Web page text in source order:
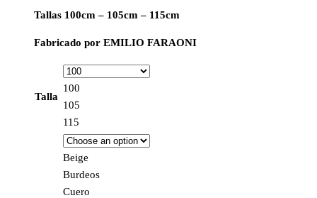
Tallas 100cm – 105cm – 115cm
Fabricado por EMILIO FARAONI
Talla
100
105
115
Beige
Burdeos
Cuero